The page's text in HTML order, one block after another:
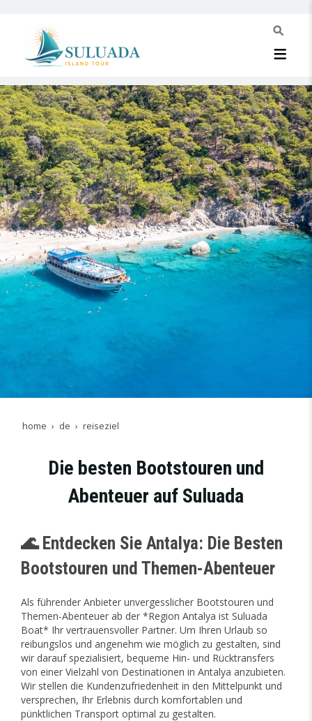
home de reiseziel
Die besten Bootstouren und
Abenteuer auf Suluada
🌊 Entdecken Sie Antalya: Die Besten
Bootstouren und Themen-Abenteuer
Als führender Anbieter unvergesslicher Bootstouren und
Themen-Abenteuer ab der *Region Antalya ist Suluada
Boat* Ihr vertrauensvoller Partner. Um Ihren Urlaub so
reibungslos und angenehm wie möglich zu gestalten, sind
wir darauf spezialisiert, bequeme Hin- und Rücktransfers
von einer Vielzahl von Destinationen in Antalya anzubieten.
Wir stellen die Kundenzufriedenheit in den Mittelpunkt und
versprechen, Ihr Erlebnis durch komfortablen und
pünktlichen Transport optimal zu gestalten.